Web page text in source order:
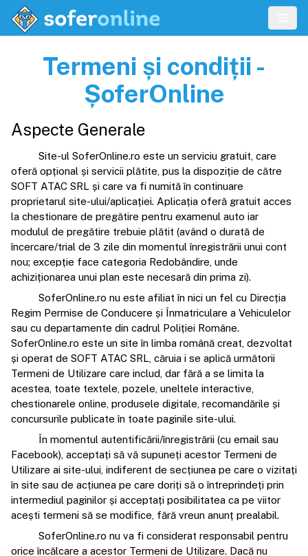
Termeni și condiții -
ȘoferOnline
Aspecte Generale
Site-ul SoferOnline.ro este un serviciu gratuit, care
oferă opțional și servicii plătite, pus la dispoziție de către
SOFT ATAC SRL și care va fi numită în continuare
proprietarul site-ului/aplicației. Aplicația oferă gratuit acces
la chestionare de pregătire pentru examenul auto iar
modulul de pregătire trebuie plătit (având o durată de
încercare/trial de 3 zile din momentul înregistrării unui cont
nou; excepție face categoria Redobândire, unde
achiziționarea unui plan este necesară din prima zi).
SoferOnline.ro nu este afiliat în nici un fel cu Direcția
Regim Permise de Conducere și Înmatriculare a Vehiculelor
sau cu departamente din cadrul Poliției Române.
SoferOnline.ro este un site în limba română creat, dezvoltat
și operat de SOFT ATAC SRL, căruia i se aplică următorii
Termeni de Utilizare care includ, dar fără a se limita la
acestea, toate textele, pozele, uneltele interactive,
chestionarele online, produsele digitale, recomandările și
concursurile publicate în toate paginile site-ului.
În momentul autentificării/înregistrării (cu email sau
Facebook), acceptați să vă supuneți acestor Termeni de
Utilizare ai site-ului, indiferent de secțiunea pe care o vizitați
în site sau de acțiunea pe care doriți să o întreprindeți prin
intermediul paginilor și acceptați posibilitatea ca pe viitor
acești termeni să se modifice, fără vreun anunț prealabil.
SoferOnline.ro nu va fi considerat responsabil pentru
orice încălcare a acestor Termeni de Utilizare. Dacă nu